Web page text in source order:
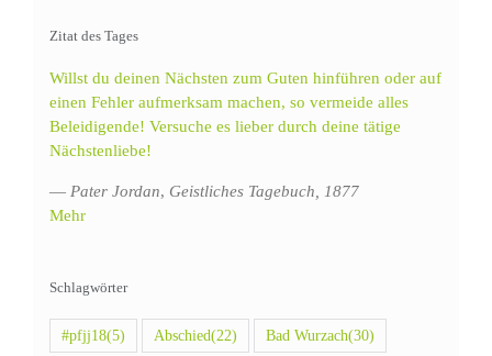
Zitat des Tages
Willst du deinen Nächsten zum Guten hinführen oder auf
einen Fehler aufmerksam machen, so vermeide alles
Beleidigende! Versuche es lieber durch deine tätige
Nächstenliebe!
— Pater Jordan, Geistliches Tagebuch, 1877
Mehr
Schlagwörter
#pfjj18(5) Abschied(22) Bad Wurzach(30)